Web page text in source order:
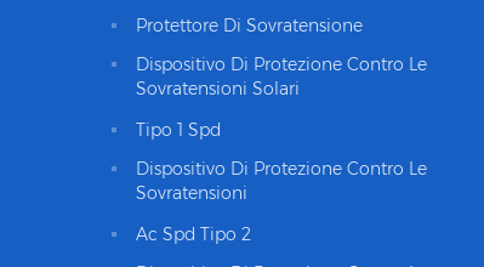
Protettore Di Sovratensione
Dispositivo Di Protezione Contro Le
Sovratensioni Solari
Tipo 1 Spd
Dispositivo Di Protezione Contro Le
Sovratensioni
Ac Spd Tipo 2